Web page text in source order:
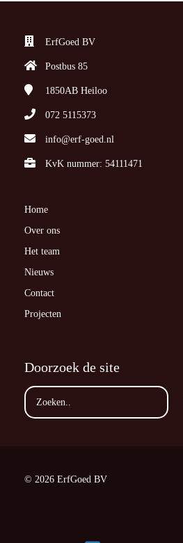
ErfGoed BV
Postbus 85
1850AB Heiloo
072 5115373
info@erf-goed.nl
KvK nummer: 54111471
Home
Over ons
Het team
Nieuws
Contact
Projecten
Doorzoek de site
© 2026 ErfGoed BV